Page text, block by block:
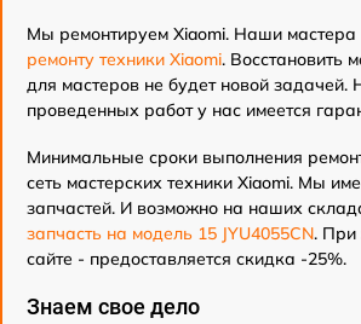
Мы ремонтируем Xiaomi. Наши мастера
ремонту техники Xiaomi. Восстановить
для мастеров не будет новой задачей.
проведенных работ у нас имеется
Минимальные сроки выполнения
сеть мастерских техники Xiaomi. Мы
запчастей. И возможно на наших
запчасть на модель 15 JYU4055CN. При
сайте - предоставляется скидка -25%.
Знаем свое дело